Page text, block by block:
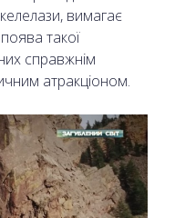
вимагає
такої
справжнім
атракціоном.